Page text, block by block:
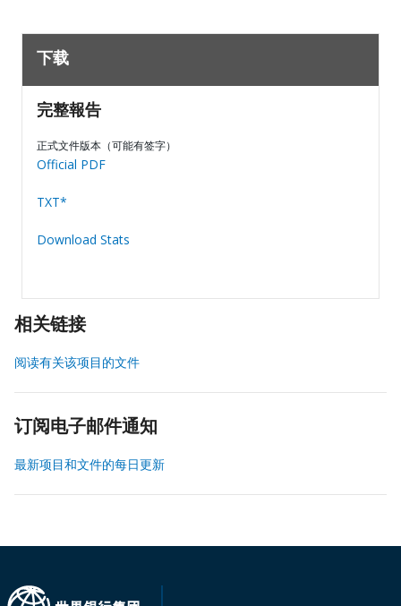
下载
完整報告
正式文件版本（可能有签字）
Official PDF
TXT*
Download Stats
相关链接
阅读有关该项目的文件
订阅电子邮件通知
最新项目和文件的每日更新